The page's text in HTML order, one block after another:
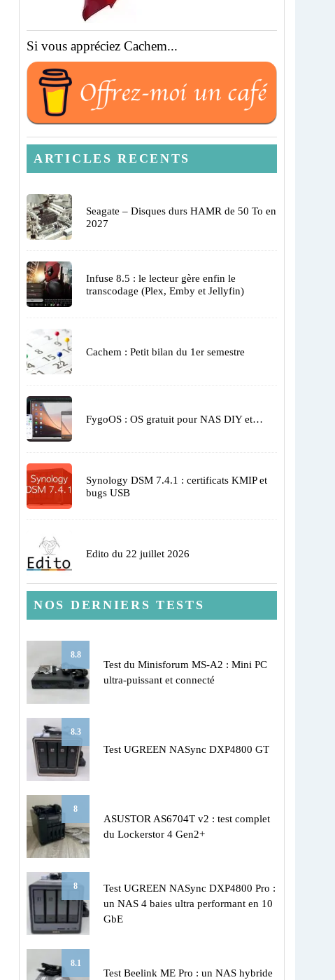
Si vous appréciez Cachem...
ARTICLES RECENTS
Seagate – Disques durs HAMR de 50 To en
2027
Infuse 8.5 : le lecteur gère enfin le
transcodage (Plex, Emby et Jellyfin)
Cachem : Petit bilan du 1er semestre
FygoOS : OS gratuit pour NAS DIY et…
Synology DSM 7.4.1 : certificats KMIP et
bugs USB
Edito du 22 juillet 2026
NOS DERNIERS TESTS
8.8
Test du Minisforum MS-A2 : Mini PC
ultra-puissant et connecté
8.3
Test UGREEN NASync DXP4800 GT
8
ASUSTOR AS6704T v2 : test complet
du Lockerstor 4 Gen2+
8
Test UGREEN NASync DXP4800 Pro :
un NAS 4 baies ultra performant en 10
GbE
8.1
Test Beelink ME Pro : un NAS hybride